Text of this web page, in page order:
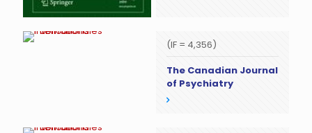
(IF = 4,356)
The Canadian Journal
of Psychiatry